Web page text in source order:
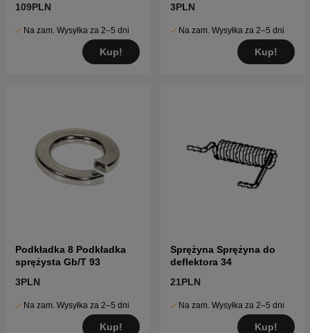
109PLN
Na zam. Wysyłka za 2–5 dni
Kup!
3PLN
Na zam. Wysyłka za 2–5 dni
Kup!
Podkładka 8 Podkładka
sprężysta Gb/T 93
3PLN
Na zam. Wysyłka za 2–5 dni
Kup!
Sprężyna Sprężyna do
deflektora 34
21PLN
Na zam. Wysyłka za 2–5 dni
Kup!